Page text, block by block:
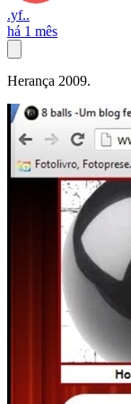
.yf..
há 1 mês
Herança 2009.